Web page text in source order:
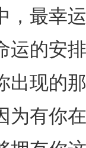
最幸运
运的安
出现的
为有你